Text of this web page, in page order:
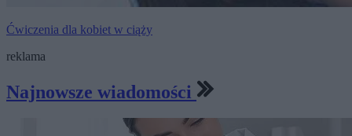
Ćwiczenia dla kobiet w ciąży
reklama
Najnowsze wiadomości